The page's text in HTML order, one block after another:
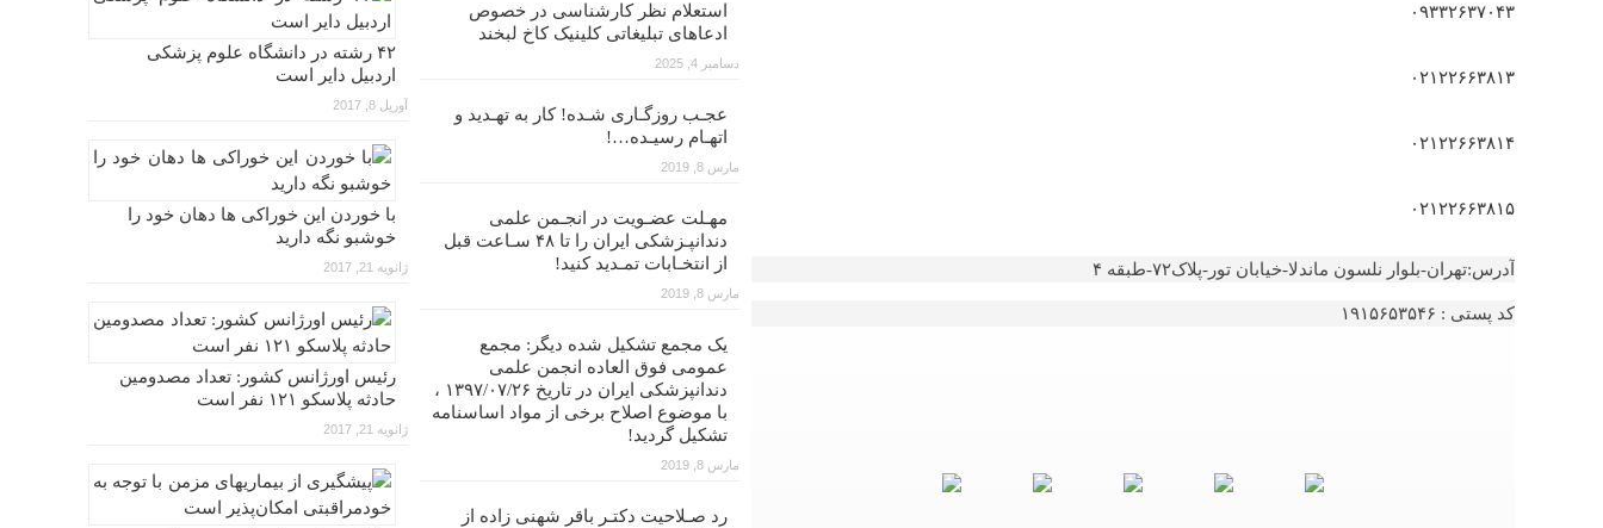
۰۹۳۳۲۶۳۷۰۴۳
۰۲۱۲۲۶۶۳۸۱۳
۰۲۱۲۲۶۶۳۸۱۴
۰۲۱۲۲۶۶۳۸۱۵
آدرس:تهران-بلوار نلسون ماندلا-خیابان تور-پلاک۷۲-طبقه ۴
کد پستی : ۱۹۱۵۶۵۳۵۴۶
استعلام نظر کارشناسی در خصوص
ادعاهای تبلیغاتی کلینیک کاخ لبخند
دسامبر 4, 2025
عجـب روزگـاری شـده! کار به تهـدید و
اتهـام رسیـده…!
مارس 8, 2019
مهـلت عضـویت در انجـمن علمی
دندانپـزشکی ایران را تا ۴۸ سـاعت قبل
از انتخـابات تمـدید کنید!
مارس 8, 2019
یک مجمع تشکیل شده دیگر: مجمع
عمومی فوق العاده انجمن علمی
دندانپزشکی ایران در تاریخ ۱۳۹۷/۰۷/۲۶ ،
با موضوع اصلاح برخی از مواد اساسنامه
تشکیل گردید!
مارس 8, 2019
رد صـلاحیت دکتـر باقر شهنی زاده از
۴۲ رشته در دانشگاه علوم پزشکی
اردبیل دایر است
آوریل 8, 2017
با خوردن این خوراکی ها دهان خود را
خوشبو نگه دارید
ژانویه 21, 2017
رئیس اورژانس کشور: تعداد مصدومین
حادثه پلاسکو ۱۲۱ نفر است
ژانویه 21, 2017